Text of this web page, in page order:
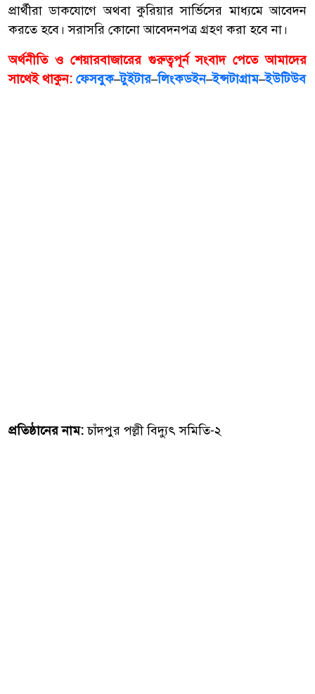
প্রার্থীরা ডাকযোগে অথবা কুরিয়ার সার্ভিসের মাধ্যমে আবেদন
করতে হবে। সরাসরি কোনো আবেদনপত্র গ্রহণ করা হবে না।
অর্থনীতি ও শেয়ারবাজারের গুরুত্বপূর্ন সংবাদ পেতে আমাদের
সাথেই থাকুন: ফেসবুক–টুইটার–লিংকডইন–ইন্সটাগ্রাম–ইউটিউব
প্রতিষ্ঠানের নাম:চাঁদপুর পল্লী বিদ্যুৎ সমিতি-২